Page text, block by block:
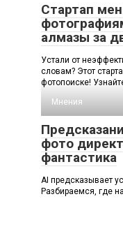
Стартап
алмазы за
Устали от
словам? Этот
фотопоиске!
Мнения
фото
фантастика
AI предсказывает
Разбираемся, где